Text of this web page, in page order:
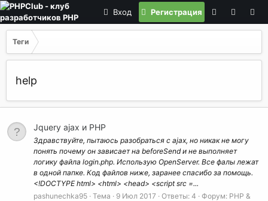
Вход Регистрация
Теги
help
Jquery ajax и PHP
Здравствуйте, пытаюсь разобраться с ajax, но никак не могу
понять почему он зависает на beforeSend и не выполняет
логику файла login.php. Использую OpenServer. Все фалы лежат
в одной папке. Код файлов ниже, заранее спасибо за помощь.
<!DOCTYPE html> <html> <head> <script src =...
pashunechka95 Тема 9 Июл 2017 Ответы: 4 Форум: PHP &